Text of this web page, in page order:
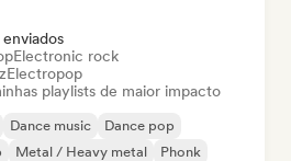
Electronic rock
Electropop
playlists de maior impacto
Dance music
Dance pop
Metal / Heavy metal
Phonk